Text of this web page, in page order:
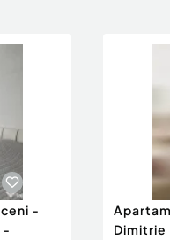
-
-
Dimitrie